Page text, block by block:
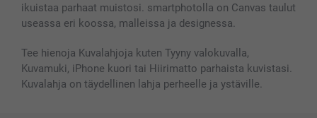
ikuistaa parhaat muistosi. smartphotolla on Canvas taulut
useassa eri koossa, malleissa ja designessa.
Tee hienoja Kuvalahjoja kuten Tyyny valokuvalla,
Kuvamuki, iPhone kuori tai Hiirimatto parhaista kuvistasi.
Kuvalahja on täydellinen lahja perheelle ja ystäville.